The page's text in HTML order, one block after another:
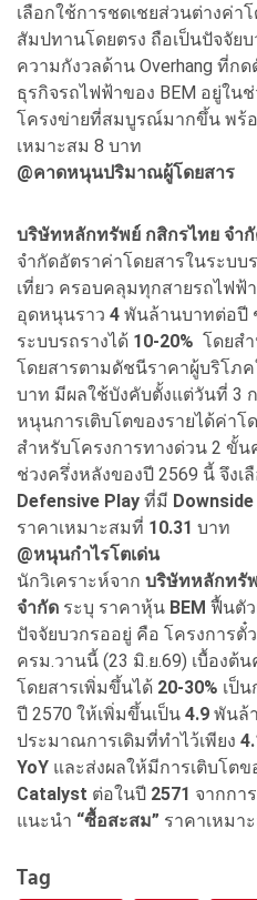
เลือกใช้การชดเชยส่วนต่างค่
สัมปทานโดยตรง ถือเป็นปัจจัย
ความกังวลด้าน Overhang ที่
ธุรกิจรถไฟฟ้าของ BEM อยู่ใน
โครงข่ายที่สมบูรณ์มากขึ้น พร้
เหมาะสม 8 บาท
@คาดหนุนปริมาณผู้โดยสาร
บริษัทหลักทรัพย์ กสิกรไทย จำ
จำกัดอัตราค่าโดยสารในระบบ
เที่ยว ครอบคลุมทุกสายรถไฟฟ้
อุดหนุนราว 4 พันล้านบาทต่อปี
ระบบรถรางได้ 10-20% โดยส
โดยสารตามดัชนีราคาผู้บริโภ
บาท มีผลใช้บังคับตั้งแต่วันที่ 3
หนุนการเติบโตของรายได้ค่าโ
สำหรับโครงการทางด่วน 2 ขั้
ช่วงครึ่งหลังของปี 2569 นี้ จึงเ
Defensive Play ที่มี Downside
ราคาเหมาะสมที่ 10.31 บาท
@หนุนกำไรโตเด่น
นักวิเคราะห์จาก บริษัทหลักทรั
จำกัด ระบุ ราคาหุ้น BEM ฟื้นตั
ปัจจัยบวกรออยู่ คือ โครงการ
ครม.วานนี้ (23 มิ.ย.69) เบื้องต้
โดยสารเพิ่มขึ้นได้ 20-30% เป็
ปี 2570 ให้เพิ่มขึ้นเป็น 4.9 พันล้
ประมาณการเดิมที่ทำไว้เพียง
YoY และส่งผลให้มีการเติบโต
Catalyst ต่อในปี 2571 จากกา
แนะนำ “ซื้อสะสม” ราคาเหมา
Tag